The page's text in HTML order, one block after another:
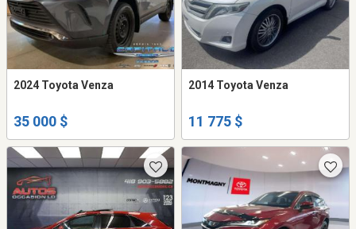
2024 Toyota Venza
35 000 $
2014 Toyota Venza
11 775 $